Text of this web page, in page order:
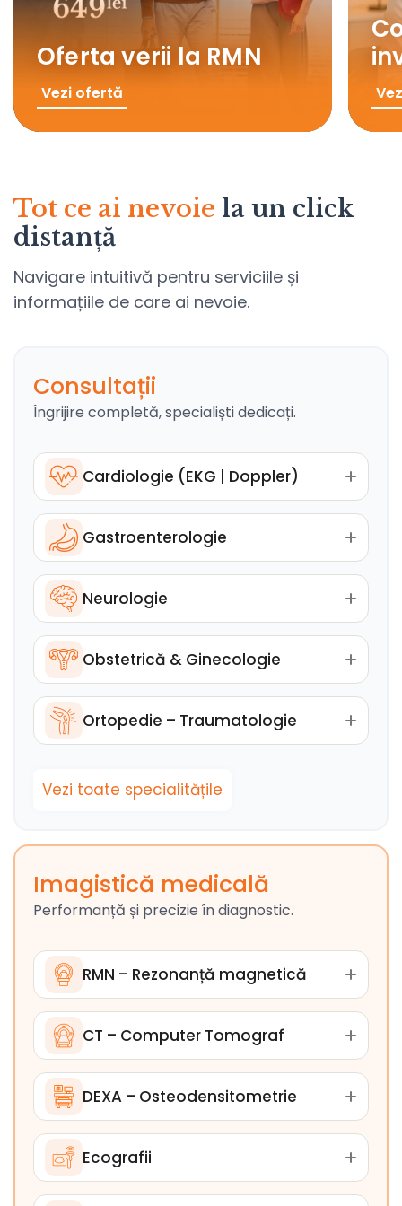
Oferta verii la RMN
Vezi ofertă
Tot ce ai nevoie la un click
distanță
Navigare intuitivă pentru serviciile și
informațiile de care ai nevoie.
Consultații
Îngrijire completă, specialiști dedicați.
Cardiologie (EKG | Doppler)
Gastroenterologie
Neurologie
Obstetrică & Ginecologie
Ortopedie – Traumatologie
Vezi toate specialitățile
Imagistică medicală
Performanță și precizie în diagnostic.
RMN – Rezonanță magnetică
CT – Computer Tomograf
DEXA – Osteodensitometrie
Ecografii